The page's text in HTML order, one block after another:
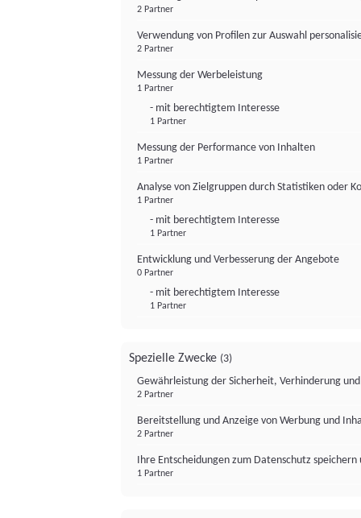
2 Partner
Verwendung von Profilen zur Auswahl
2 Partner
Messung der Werbeleistung
1 Partner
- mit berechtigtem Interesse
1 Partner
Messung der Performance von Inhalten
1 Partner
Analyse von Zielgruppen durch Statistiken oder
1 Partner
- mit berechtigtem Interesse
1 Partner
Entwicklung und Verbesserung der Angebote
0 Partner
- mit berechtigtem Interesse
1 Partner
Spezielle Zwecke (3)
Gewährleistung der Sicherheit, Verhinderung
2 Partner
Bereitstellung und Anzeige von Werbung und
2 Partner
Ihre Entscheidungen zum Datenschutz
1 Partner